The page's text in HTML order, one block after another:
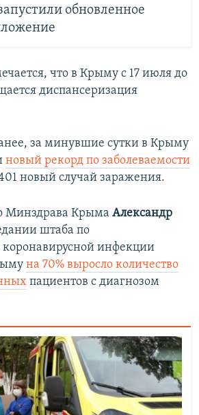
обновленное
что в Крыму с 17 июля до
диспансеризация
за минувшие сутки в Крыму
новый рекорд по заболеваемости
новый случай заражения.
Минздрава Крыма Александр
штаба по
инфекции
на 70% выросло количество
пациентов с диагнозом